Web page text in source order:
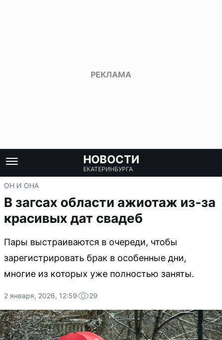
НОВОСТИ
ЕКАТЕРИНБУРГА
ОН И ОНА
В загсах области ажиотаж из-за
красивых дат свадеб
Пары выстраиваются в очереди, чтобы
зарегистрировать брак в особенные дни,
многие из которых уже полностью заняты.
2 января, 2026, 12:59 29